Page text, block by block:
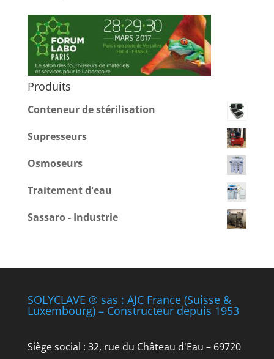
Produits
Conteneur de stérilisation
Supresseurs
Osmoseurs
Traitement d'eau
Sassaro - Industrie
SOLYCLAVE ® sas : AJC France (Suisse &
Luxembourg) – Constructeur depuis 1953
Siège social : 32, rue du Château d'Eau – 69720